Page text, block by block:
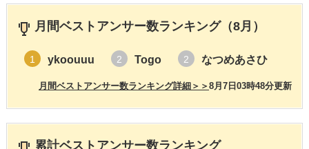
月間ベストアンサー数ランキング（8月）
1 ykoouuu 2 Togo 2 なつめあさひ
8月7日03時48分更新
月間ベストアンサー数ランキング詳細＞＞
累計ベストアンサー数ランキング